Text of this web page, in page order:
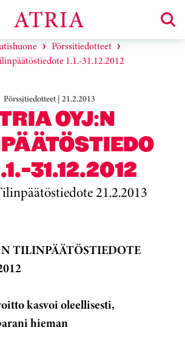
Pörssitiedotteet
1.1.-31.12.2012
Pörssitiedotteet | 21.2.2013
OYJ:N
31.12.2012
21.2.2013
TILINPÄÄTÖSTIEDOTE
kasvoi oleellisesti,
hieman